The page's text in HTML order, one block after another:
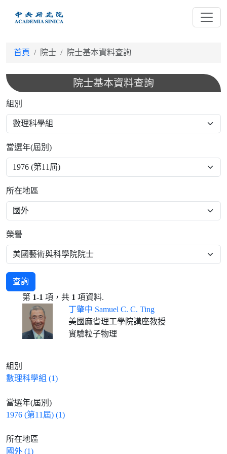
首頁 院士 院士基本資料查詢
院士基本資料查詢
組別
當選年(屆別)
所在地區
榮譽
查詢
第 1-1 項，共 1 項資料.
丁肇中 Samuel C. C. Ting
美國麻省理工學院講座教授
實驗粒子物理
組別
數理科學組 (1)
當選年(屆別)
1976 (第11屆) (1)
所在地區
國外 (1)